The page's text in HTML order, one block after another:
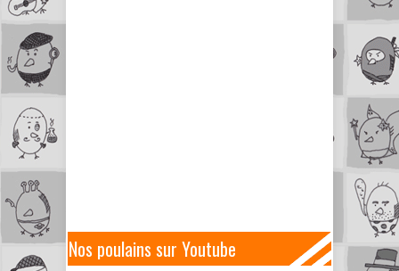
Nos poulains sur Youtube